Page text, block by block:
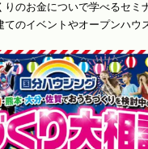
りのお金についで学べるセミ
のイベントやオープンハウ